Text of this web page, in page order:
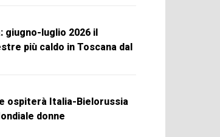
giugno-luglio 2026 il
più caldo in Toscana dal
ospiterà Italia-Bielorussia
donne